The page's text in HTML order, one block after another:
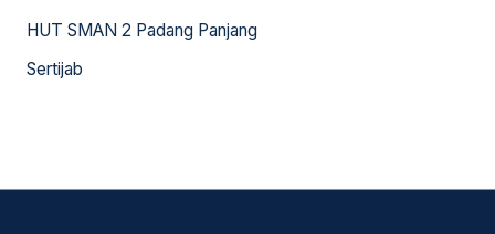
HUT SMAN 2 Padang Panjang
Sertijab